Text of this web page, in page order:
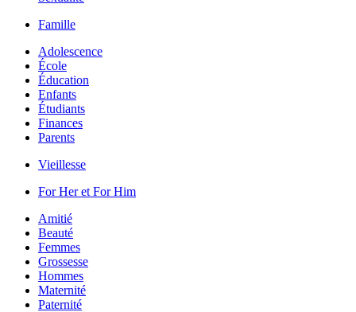
Famille
Adolescence
École
Éducation
Enfants
Étudiants
Finances
Parents
Vieillesse
For Her et For Him
Amitié
Beauté
Femmes
Grossesse
Hommes
Maternité
Paternité